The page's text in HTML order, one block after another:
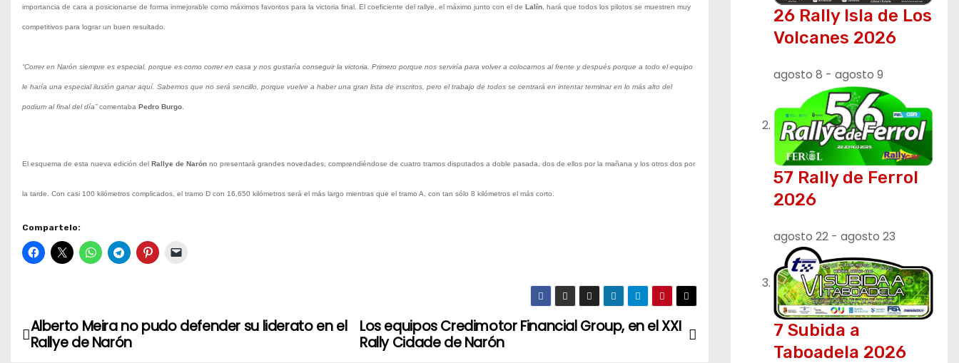
importancia de cara a posicionarse de forma inmejorable como máximos favoritos para la victoria final. El coeficiente del rallye, el máximo junto con el de Lalín , hará que todos los pilotos se muestren muy
competitivos para lograr un buen resultado.
“Correr en Narón siempre es especial, porque es como correr en casa y nos gustaría conseguir la victoria. Primero porque nos serviría para volver a colocarnos al frente y después porque a todo el equipo
le haría una especial ilusión ganar aquí. Sabemos que no será sencillo, porque vuelve a haber una gran lista de inscritos, pero el trabajo de todos se centrará en intentar terminar en lo más alto del
podium al final del día”comentaba Pedro Burgo
El esquema de esta nueva edición del Rallye de Narón no presentará grandes novedades, comprendiéndose de cuatro tramos disputados a doble pasada, dos de ellos por la mañana y los otros dos por
la tarde. Con casi 100 kilómetros complicados, el tramo D con 16,650 kilómetros será el más largo mientras que el tramo A, con tan sólo 8 kilómetros el más corto.
Compartelo:
N
Los equipos Credimotor Financial Group, en el XXI
Rally Cidade de Narón
Alberto Meira no pudo defender su liderato en el
Rallye de Narón
26 Rally Isla de Los
Volcanes 2026
agosto 8 - agosto 9
57 Rally de Ferrol
2026
agosto 22 - agosto 23
7 Subida a
Taboadela 2026